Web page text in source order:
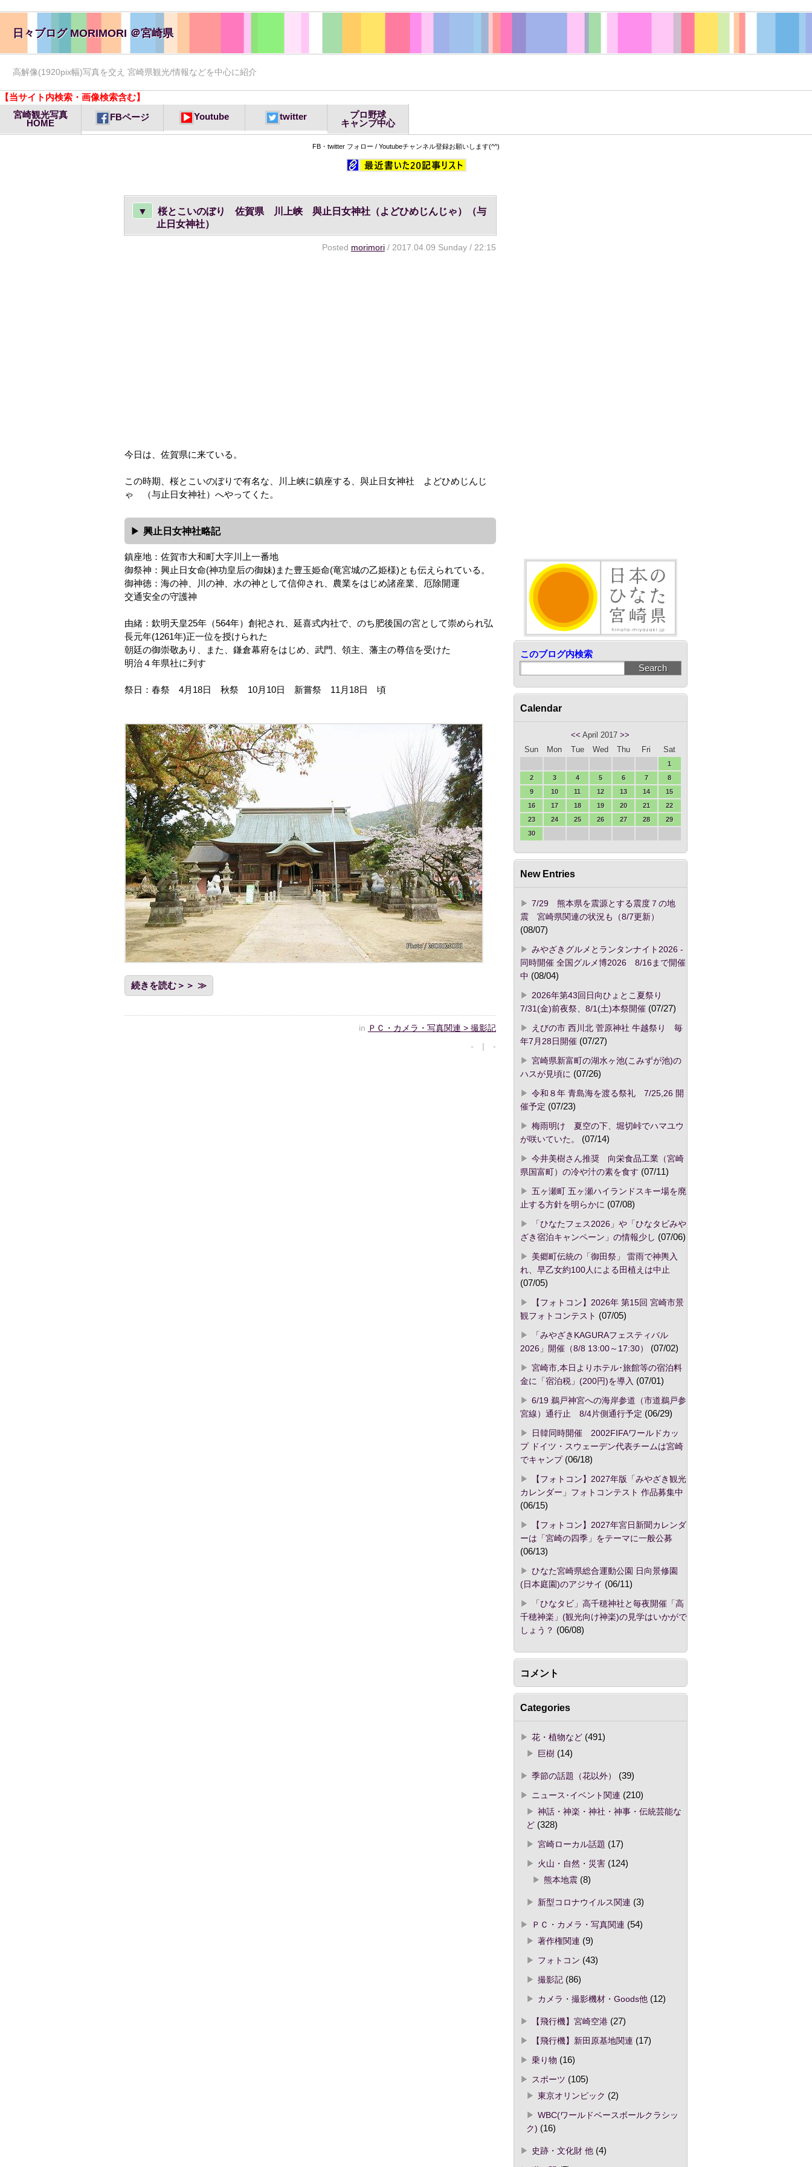
日々ブログ MORIMORI ＠宮崎県
高解像(1920pix幅)写真を交え 宮崎県観光/情報などを中心に紹介
【当サイト内検索・画像検索含む】
宮崎観光写真
HOME
FBページ Youtube twitter
プロ野球
キャンプ中心
FB・twitter フォロー / Youtubeチャンネル登録お願いします(^^)
▼
桜とこいのぼり 佐賀県 川上峡 與止日女神社（よどひめじんじゃ）（与
止日女神社）
Posted morimori/ 2017.04.09 Sunday / 22:15
今日は、佐賀県に来ている。
この時期、桜とこいのぼりで有名な、川上峡に鎮座する、與止日女神社 よどひめじんじ
ゃ （与止日女神社）へやってくた。
興止日女神社略記
鎮座地：佐賀市大和町大字川上一番地
御祭神：興止日女命(神功皇后の御妹)また豊玉姫命(竜宮城の乙姫様)とも伝えられている。
御神徳：海の神、川の神、水の神として信仰され、農業をはじめ諸産業、厄除開運
交通安全の守護神
由緒：欽明天皇25年（564年）創祀され、延喜式内社で、のち肥後国の宮として崇められ弘
長元年(1261年)正一位を授けられた
朝廷の御崇敬あり、また、鎌倉幕府をはじめ、武門、領主、藩主の尊信を受けた
明治４年県社に列す
祭日：春祭 4月18日 秋祭 10月10日 新嘗祭 11月18日 頃
続きを読む＞＞
in ＰＣ・カメラ・写真関連 > 撮影記
- | -
このブログ内検索
Calendar
<< April 2017>>
Sun
Mon Tue Wed Thu Fri Sat
1
2
3 4 5 6 7
8
9
10 11 12 13 14
15
16
17 18 19 20 21
22
23
24 25 26 27 28
29
30
New Entries
7/29 熊本県を震源とする震度７の地
震 宮崎県関連の状況も（8/7更新）
(08/07)
みやざきグルメとランタンナイト2026 -
同時開催 全国グルメ博2026 8/16まで開催
中 (08/04)
2026年第43回日向ひょとこ夏祭り
7/31(金)前夜祭、8/1(土)本祭開催(07/27)
えびの市 西川北 菅原神社 牛越祭り 毎
年7月28日開催(07/27)
宮崎県新富町の湖水ヶ池(こみずが池)の
ハスが見頃に (07/26)
令和８年 青島海を渡る祭礼 7/25,26 開
催予定 (07/23)
梅雨明け 夏空の下、堀切峠でハマユウ
が咲いていた。
(07/14)
今井美樹さん推奨 向栄食品工業（宮崎
県国富町）の冷や汁の素を食す (07/11)
五ヶ瀬町 五ヶ瀬ハイランドスキー場を廃
止する方針を明らかに (07/08)
「ひなたフェス2026」や「ひなタビみや
ざき宿泊キャンペーン」の情報少し (07/06)
美郷町伝統の「御田祭」 雷雨で神輿入
れ、早乙女約100人による田植えは中止
(07/05)
【フォトコン】2026年 第15回 宮崎市景
観フォトコンテスト (07/05)
「みやざきKAGURAフェスティバル
2026」開催（8/8 13:00～17:30）
(07/02)
宮崎市,本日よりホテル･旅館等の宿泊料
金に「宿泊税」(200円)を導入 (07/01)
6/19 鵜戸神宮への海岸参道（市道鵜戸参
宮線）通行止 8/4片側通行予定 (06/29)
日韓同時開催 2002FIFAワールドカッ
プ ドイツ・スウェーデン代表チームは宮崎
でキャンプ(06/18)
【フォトコン】2027年版「みやざき観光
カレンダー」フォトコンテスト 作品募集中
(06/15)
【フォトコン】2027年宮日新聞カレンダ
ーは「宮崎の四季」をテーマに一般公募
(06/13)
ひなた宮崎県総合運動公園 日向景修園
(日本庭園)のアジサイ (06/11)
「ひなタビ」高千穂神社と毎夜開催「高
千穂神楽」(観光向け神楽)の見学はいかがで
しょう？ (06/08)
コメント
Categories
花・植物など(491)
巨樹(14)
季節の話題（花以外）
(39)
ニュース･イベント関連 (210)
神話・神楽・神社・神事・伝統芸能な
ど(328)
宮崎ローカル話題 (17)
火山・自然・災害(124)
熊本地震(8)
新型コロナウイルス関連 (3)
ＰＣ・カメラ・写真関連 (54)
著作権関連 (9)
フォトコン (43)
撮影記(86)
カメラ・撮影機材・Goods他(12)
【飛行機】宮崎空港(27)
【飛行機】新田原基地関連 (17)
乗り物 (16)
スポーツ (105)
東京オリンピック (2)
WBC(ワールドベースボールクラシッ
ク) (16)
史跡・文化財 他(4)